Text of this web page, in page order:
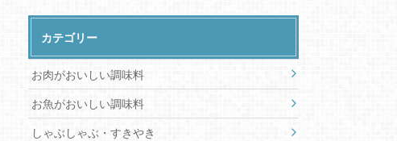
カテゴリー
お肉がおいしい調味料
お魚がおいしい調味料
しゃぶしゃぶ・すきやき